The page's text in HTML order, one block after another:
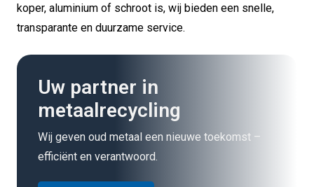
koper, aluminium of schroot is, wij bieden een snelle,
transparante en duurzame service.
Uw partner in
metaalrecycling
Wij geven oud metaal een nieuwe toekomst –
efficiënt en verantwoord.